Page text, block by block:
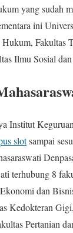
yang sudah
ini
Fakultas
Ilmu Sosial
Institut
slotsampai
terhubung 8
dan
Kedokteran
Pertanian